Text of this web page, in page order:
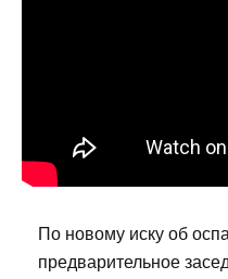
По новому иску об
предварительное